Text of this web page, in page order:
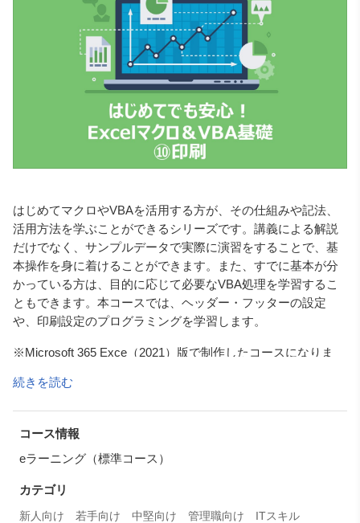
はじめてマクロやVBAを活用する方が、その仕組みや記法、
活用方法を学ぶことができるシリーズです。講義による解説
だけでなく、サンプルデータで実際に演習をすることで、基
本操作を身に着けることができます。また、すでに基本が分
かっている方は、目的に応じて必要なVBA処理を学習するこ
ともできます。本コースでは、ヘッダー・フッターの設定
や、印刷設定のプログラミングを学習します。
※Microsoft 365 Exce（2021）版で制作したコースになりま
ません。
続きを読む
コース情報
eラーニング（標準コース）
カテゴリ
新人向け 若手向け 中堅向け 管理職向け
ITスキル